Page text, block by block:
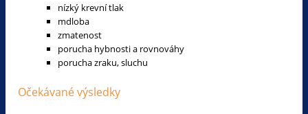
nízký krevní tlak
mdloba
zmatenost
porucha hybnosti a rovnováhy
porucha zraku, sluchu
Očekávané výsledky